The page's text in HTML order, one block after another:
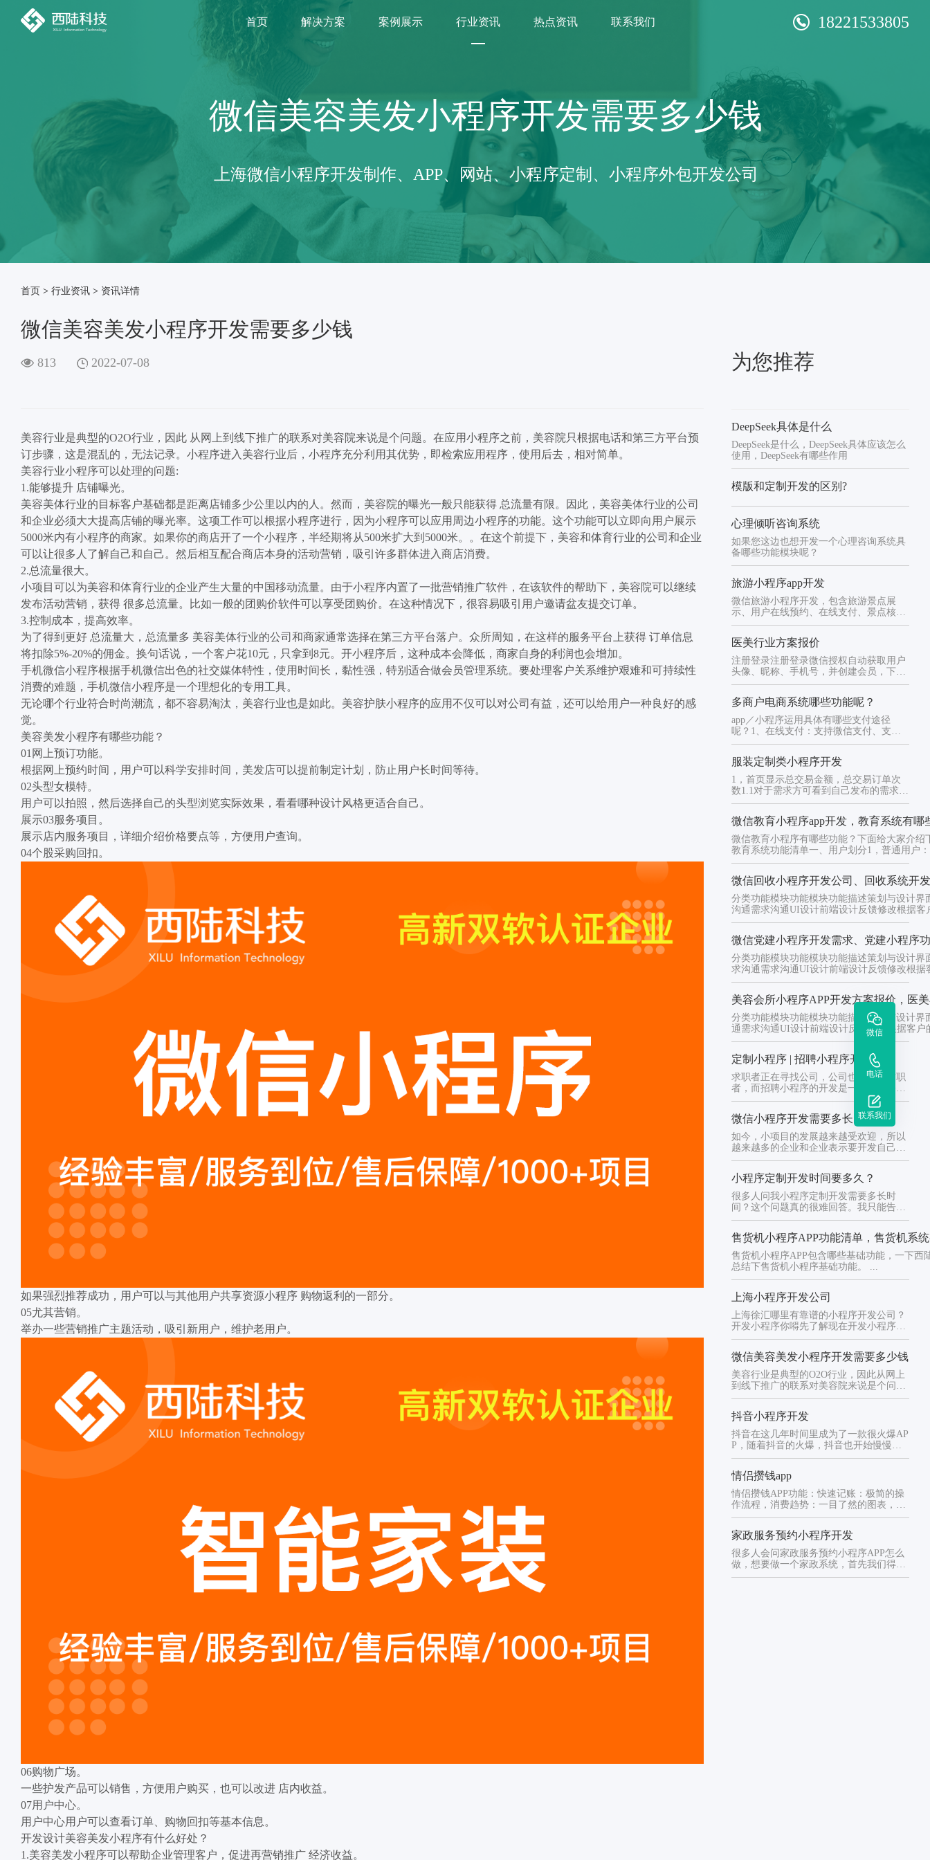
首页 解决方案 案例展示 行业资讯 热点资讯 联系我们 18221533805
微信美容美发小程序开发需要多少钱
上海微信小程序开发制作、APP、网站、小程序定制、小程序外包开发公司
首页 > 行业资讯 > 资讯详情
微信美容美发小程序开发需要多少钱
813 2022-07-08
美容行业是典型的O2O行业，因此 从网上到线下推广的联系对美容院来说是个问题。在应用小程序之前，美容院只根据电话和第三方平台预
订步骤，这是混乱的，无法记录。小程序进入美容行业后，小程序充分利用其优势，即检索应用程序，使用后去，相对简单。
美容行业小程序可以处理的问题:
1.能够提升 店铺曝光。
美容美体行业的目标客户基础都是距离店铺多少公里以内的人。然而，美容院的曝光一般只能获得 总流量有限。因此，美容美体行业的公司
和企业必须大大提高店铺的曝光率。这项工作可以根据小程序进行，因为小程序可以应用周边小程序的功能。这个功能可以立即向用户展示
5000米内有小程序的商家。如果你的商店开了一个小程序，半经期将从500米扩大到5000米。。在这个前提下，美容和体育行业的公司和企业
可以让很多人了解自己和自己。然后相互配合商店本身的活动营销，吸引许多群体进入商店消费。
2.总流量很大。
小项目可以为美容和体育行业的企业产生大量的中国移动流量。由于小程序内置了一批营销推广软件，在该软件的帮助下，美容院可以继续
发布活动营销，获得 很多总流量。比如一般的团购价软件可以享受团购价。在这种情况下，很容易吸引用户邀请盆友提交订单。
3.控制成本，提高效率。
为了得到更好 总流量大，总流量多 美容美体行业的公司和商家通常选择在第三方平台落户。众所周知，在这样的服务平台上获得 订单信息
将扣除5%-20%的佣金。换句话说，一个客户花10元，只拿到8元。开小程序后，这种成本会降低，商家自身的利润也会增加。
手机微信小程序根据手机微信出色的社交媒体特性，使用时间长，黏性强，特别适合做会员管理系统。要处理客户关系维护艰难和可持续性
消费的难题，手机微信小程序是一个理想化的专用工具。
无论哪个行业符合时尚潮流，都不容易淘汰，美容行业也是如此。美容护肤小程序的应用不仅可以对公司有益，还可以给用户一种良好的感
觉。
美容美发小程序有哪些功能？
01网上预订功能。
根据网上预约时间，用户可以科学安排时间，美发店可以提前制定计划，防止用户长时间等待。
02头型女模特。
用户可以拍照，然后选择自己的头型浏览实际效果，看看哪种设计风格更适合自己。
展示03服务项目。
展示店内服务项目，详细介绍价格要点等，方便用户查询。
04个股采购回扣。
如果强烈推荐成功，用户可以与其他用户共享资源小程序 购物返利的一部分。
05尤其营销。
举办一些营销推广主题活动，吸引新用户，维护老用户。
06购物广场。
一些护发产品可以销售，方便用户购买，也可以改进 店内收益。
07用户中心。
用户中心用户可以查看订单、购物回扣等基本信息。
开发设计美容美发小程序有什么好处？
1.美容美发小程序可以帮助企业管理客户，促进再营销推广 经济收益。
为您推荐
DeepSeek具体是什么
DeepSeek是什么，DeepSeek具体应该怎么
使用，DeepSeek有哪些作用
模版和定制开发的区别?
心理倾听咨询系统
如果您这边也想开发一个心理咨询系统具
备哪些功能模块呢？
旅游小程序app开发
微信旅游小程序开发，包含旅游景点展
示、用户在线预约、在线支付、景点核
销、会员管理系统等功能。
医美行业方案报价
注册登录注册登录微信授权自动获取用户
头像、昵称、手机号，并创建会员，下次
进入自动登录首页布局1、ba...
多商户电商系统哪些功能呢？
app／小程序运用具体有哪些支付途径
呢？1、在线支付：支持微信支付、支付
宝支付、银联支付、银行卡打款...
服装定制类小程序开发
1，首页显示总交易金额，总交易订单次
数1.1对于需求方可看到自己发布的需求列
表1.2对于接包方首先显...
微信教育小程序app开发，教育系统有哪
微信教育小程序有哪些功能？下面给大家介绍
教育系统功能清单一、用户划分1，普通用户
看免费课...
微信回收小程序开发公司、回收系统开
分类功能模块功能模块功能描述策划与设计界
沟通需求沟通UI设计前端设计反馈修改根据客
微信党建小程序开发需求、党建小程序
分类功能模块功能模块功能描述策划与设计界
求沟通需求沟通UI设计前端设计反馈修改根据
反馈...
美容会所小程序APP开发方案报价，医
分类功能模块功能模块功能描述策划与设计界
通需求沟通UI设计前端设计反馈修改根据客户
定制小程序 | 招聘小程序开发
求职者正在寻找公司，公司也在寻找求职
者，而招聘小程序的开发是一种帮助公司
与求职者沟通的招聘渠道，企业...
微信小程序开发需要多长时间
如今，小项目的发展越来越受欢迎，所以
越来越多的企业和企业表示要开发自己的
小项目。在开发前的沟通阶段，...
小程序定制开发时间要多久？
很多人问我小程序定制开发需要多长时
间？这个问题真的很难回答。我只能告诉
你，根据项目开发一个小程序大约...
售货机小程序APP功能清单，售货机系
售货机小程序APP包含哪些基础功能，一下西
总结下售货机小程序基础功能。 ...
上海小程序开发公司
上海徐汇哪里有靠谱的小程序开发公司？
开发小程序你嘚先了解现在开发小程序的
途径有模板和定制开发模板和定...
微信美容美发小程序开发需要多少钱
美容行业是典型的O2O行业，因此从网上
到线下推广的联系对美容院来说是个问
题。在应用小程序之前，美容院...
抖音小程序开发
抖音在这几年时间里成为了一款很火爆AP
P，随着抖音的火爆，抖音也开始慢慢模
仿微信，百度，支付宝那样推...
情侣攒钱app
情侣攒钱APP功能：快速记账：极简的操
作流程，消费趋势：一目了然的图表，帮
你快速分析消费情况数据安全...
家政服务预约小程序开发
很多人会问家政服务预约小程序APP怎么
做，想要做一个家政系统，首先我们得了
解家政软件包含哪些功能。家...
微信
电话
联系我们